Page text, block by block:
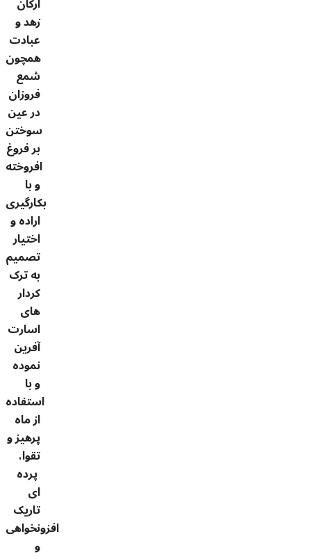
زهد و
عبادت
همچون
شمع
فروزان
در عین
سوختن
بر فروغ
افروخته
و با
بکارگیری
اراده و
اختیار
تصمیم
به ترک
کردار
های
اسارت
آفرین
نموده
و با
استفاده
از ماه
پرهیز و
تقوا،
پرده
ای
تاریک
افزونخواهی
و